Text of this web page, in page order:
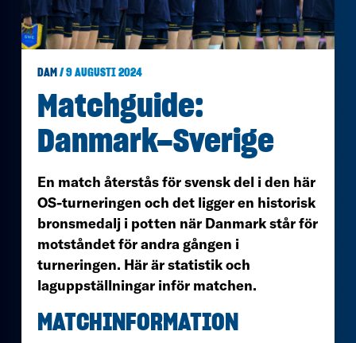
DAM / 9 AUGUSTI 2024
Matchguide:
Danmark–Sverige
En match återstås för svensk del i den här
OS-turneringen och det ligger en historisk
bronsmedalj i potten när Danmark står för
motståndet för andra gången i
turneringen. Här är statistik och
laguppställningar inför matchen.
MATCHINFORMATION